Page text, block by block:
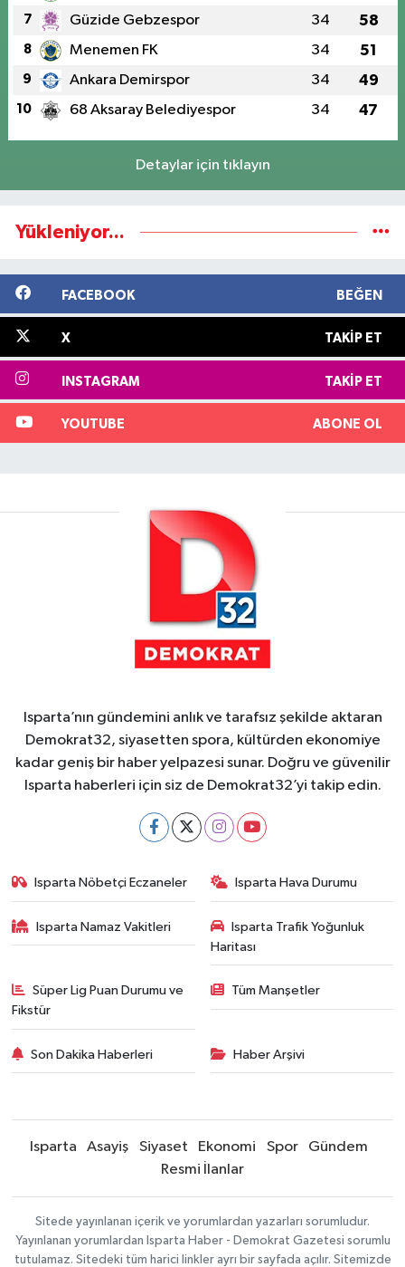
7 Güzide Gebzespor 34 58
8 Menemen FK 34 51
9 Ankara Demirspor 34 49
10 68 Aksaray Belediyespor 34 47
Detaylar için tıklayın
Yükleniyor...
FACEBOOK BEĞEN
X TAKIP ET
INSTAGRAM TAKIP ET
YOUTUBE ABONE OL
Isparta’nın gündemini anlık ve tarafsız şekilde aktaran
Demokrat32, siyasetten spora, kültürden ekonomiye
kadar geniş bir haber yelpazesi sunar. Doğru ve güvenilir
Isparta haberleri için siz de Demokrat32’yi takip edin.
Isparta Nöbetçi Eczaneler Isparta Hava Durumu
Isparta Namaz Vakitleri
Isparta Trafik Yoğunluk
Haritası
Süper Lig Puan Durumu ve
Fikstür
Tüm Manşetler
Son Dakika Haberleri Haber Arşivi
Isparta Asayiş Siyaset Ekonomi Spor
Gündem
Resmi İlanlar
Sitede yayınlanan içerik ve yorumlardan yazarları sorumludur.
Yayınlanan yorumlardan Isparta Haber - Demokrat Gazetesi sorumlu
tutulamaz. Sitedeki tüm harici linkler ayrı bir sayfada açılır. Sitemizde